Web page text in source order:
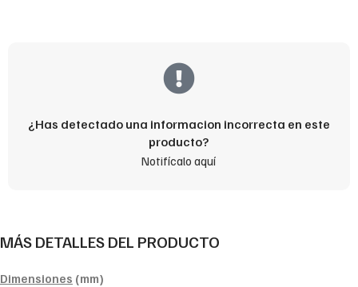
¿Has detectado una informacion incorrecta en este
producto?
Notifícalo aquí
MÁS DETALLES DEL PRODUCTO
Dimensiones (mm)